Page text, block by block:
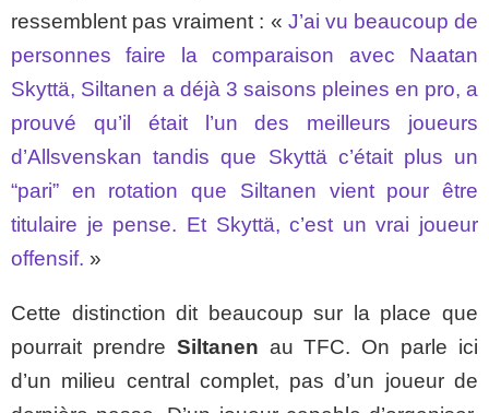
ressemblent pas vraiment : « J’ai vu beaucoup de
personnes faire la comparaison avec Naatan
Skyttä, Siltanen a déjà 3 saisons pleines en pro, a
prouvé qu’il était l’un des meilleurs joueurs
d’Allsvenskan tandis que Skyttä c’était plus un
“pari” en rotation que Siltanen vient pour être
titulaire je pense. Et Skyttä, c’est un vrai joueur
offensif. »
Cette distinction dit beaucoup sur la place que
pourrait prendre Siltanen au TFC. On parle ici
d’un milieu central complet, pas d’un joueur de